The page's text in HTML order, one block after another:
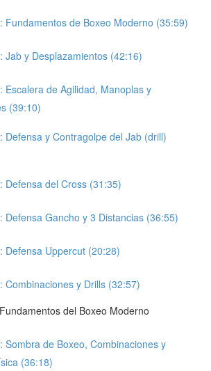
Fundamentos de Boxeo Moderno (35:59)
Jab y Desplazamientos (42:16)
Escalera de Agilidad, Manoplas y
(39:10)
Defensa y Contragolpe del Jab (drill)
Defensa del Cross (31:35)
Defensa Gancho y 3 Distancias (36:55)
Defensa Uppercut (20:28)
Combinaciones y Drills (32:57)
del Boxeo Moderno
Sombra de Boxeo, Combinaciones y
(36:18)